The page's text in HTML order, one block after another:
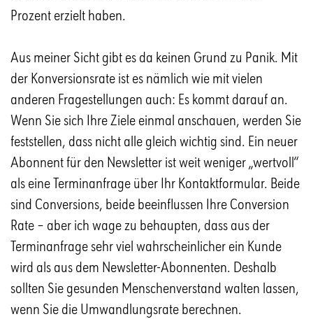
Prozent erzielt haben.
Aus meiner Sicht gibt es da keinen Grund zu Panik. Mit
der Konversionsrate ist es nämlich wie mit vielen
anderen Fragestellungen auch: Es kommt darauf an.
Wenn Sie sich Ihre Ziele einmal anschauen, werden Sie
feststellen, dass nicht alle gleich wichtig sind. Ein neuer
Abonnent für den Newsletter ist weit weniger „wertvoll“
als eine Terminanfrage über Ihr Kontaktformular. Beide
sind Conversions, beide beeinflussen Ihre Conversion
Rate – aber ich wage zu behaupten, dass aus der
Terminanfrage sehr viel wahrscheinlicher ein Kunde
wird als aus dem Newsletter-Abonnenten. Deshalb
sollten Sie gesunden Menschenverstand walten lassen,
wenn Sie die Umwandlungsrate berechnen.